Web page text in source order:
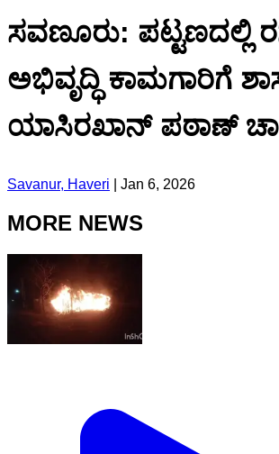
ಸವಣೂರು: ಪಟ್ಟಣದಲ್ಲಿ
ಅಭಿವೃದ್ಧಿ ಕಾಮಗಾರಿಗೆ
ಯಾಸಿರಖಾನ್ ಪಠಾಣ್
Savanur, Haveri Jan 6, 2026
MORE NEWS